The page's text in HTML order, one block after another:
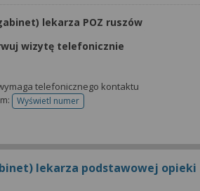
lekarza POZ ruszów
wizytę telefonicznie
telefonicznego kontaktu
Wyświetl numertelefonu do rejestracji
lekarza podstawowej opieki